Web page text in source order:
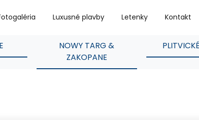
Luxusné plavby Letenky Kontakt
NOWY TARG &
ZAKOPANE